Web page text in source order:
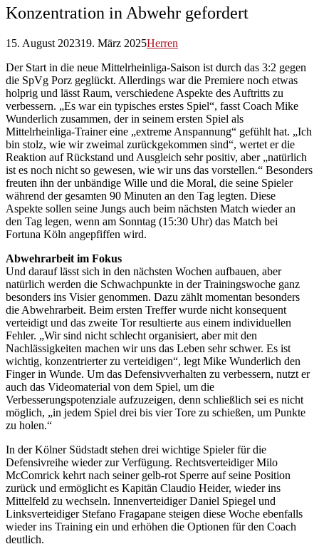
Konzentration in Abwehr gefordert
15. August 202319. März 2025Herren
Der Start in die neue Mittelrheinliga-Saison ist durch das 3:2 gegen
die SpVg Porz geglückt. Allerdings war die Premiere noch etwas
holprig und lässt Raum, verschiedene Aspekte des Auftritts zu
verbessern. „Es war ein typisches erstes Spiel“, fasst Coach Mike
Wunderlich zusammen, der in seinem ersten Spiel als
Mittelrheinliga-Trainer eine „extreme Anspannung“ gefühlt hat. „Ich
bin stolz, wie wir zweimal zurückgekommen sind“, wertet er die
Reaktion auf Rückstand und Ausgleich sehr positiv, aber „natürlich
ist es noch nicht so gewesen, wie wir uns das vorstellen.“ Besonders
freuten ihn der unbändige Wille und die Moral, die seine Spieler
während der gesamten 90 Minuten an den Tag legten. Diese
Aspekte sollen seine Jungs auch beim nächsten Match wieder an
den Tag legen, wenn am Sonntag (15:30 Uhr) das Match bei
Fortuna Köln angepfiffen wird.
Abwehrarbeit im Fokus
Und darauf lässt sich in den nächsten Wochen aufbauen, aber
natürlich werden die Schwachpunkte in der Trainingswoche ganz
besonders ins Visier genommen. Dazu zählt momentan besonders
die Abwehrarbeit. Beim ersten Treffer wurde nicht konsequent
verteidigt und das zweite Tor resultierte aus einem individuellen
Fehler. „Wir sind nicht schlecht organisiert, aber mit den
Nachlässigkeiten machen wir uns das Leben sehr schwer. Es ist
wichtig, konzentrierter zu verteidigen“, legt Mike Wunderlich den
Finger in Wunde. Um das Defensivverhalten zu verbessern, nutzt er
auch das Videomaterial von dem Spiel, um die
Verbesserungspotenziale aufzuzeigen, denn schließlich sei es nicht
möglich, „in jedem Spiel drei bis vier Tore zu schießen, um Punkte
zu holen.“
In der Kölner Südstadt stehen drei wichtige Spieler für die
Defensivreihe wieder zur Verfügung. Rechtsverteidiger Milo
McComrick kehrt nach seiner gelb-rot Sperre auf seine Position
zurück und ermöglicht es Kapitän Claudio Heider, wieder ins
Mittelfeld zu wechseln. Innenverteidiger Daniel Spiegel und
Linksverteidiger Stefano Fragapane steigen diese Woche ebenfalls
wieder ins Training ein und erhöhen die Optionen für den Coach
deutlich.